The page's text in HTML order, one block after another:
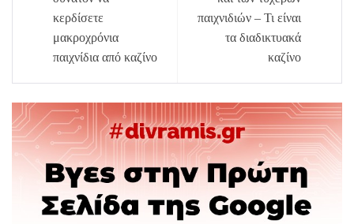
κερδίσετε
μακροχρόνια
παιχνίδια από καζίνο
παιχνιδιών – Τι είναι
τα διαδικτυακά
καζίνο